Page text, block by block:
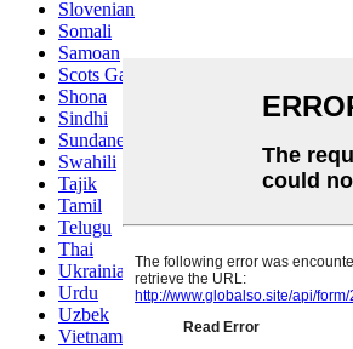
Slovenian
Somali
Samoan
Scots Gaelic
Shona
Sindhi
Sundanese
Swahili
Tajik
Tamil
Telugu
Thai
Ukrainian
Urdu
Uzbek
Vietnamese